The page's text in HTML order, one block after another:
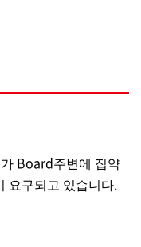
Board주변에 집약
요구되고 있습니다.